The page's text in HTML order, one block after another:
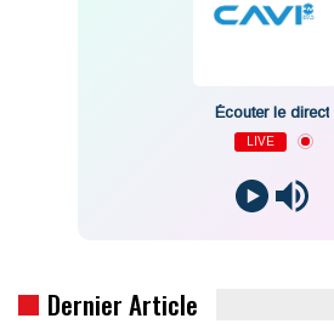
Écouter le direct
LIVE
Dernier Article